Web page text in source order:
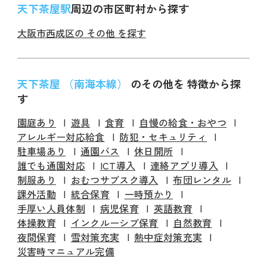
天下茶屋駅周辺の市区町村から探す
大阪市西成区の その他 を探す
天下茶屋 （南海本線） のその他を 特徴から探
す
園庭あり 遊具 食育
自慢の給食・おやつ
アレルギー対応給食
防犯・セキュリティ
駐車場あり
通園バス
休日開所
誰でも通園対応
ICT導入
連絡アプリ導入
制服あり
おむつサブスク導入
布団レンタル
課外活動
統合保育
一時預かり
手厚い人員体制
病児保育
英語教育
体操教育
インクルーシブ保育
自然教育
夜間保育
雪対策充実
熱中症対策充実
災害時マニュアル完備